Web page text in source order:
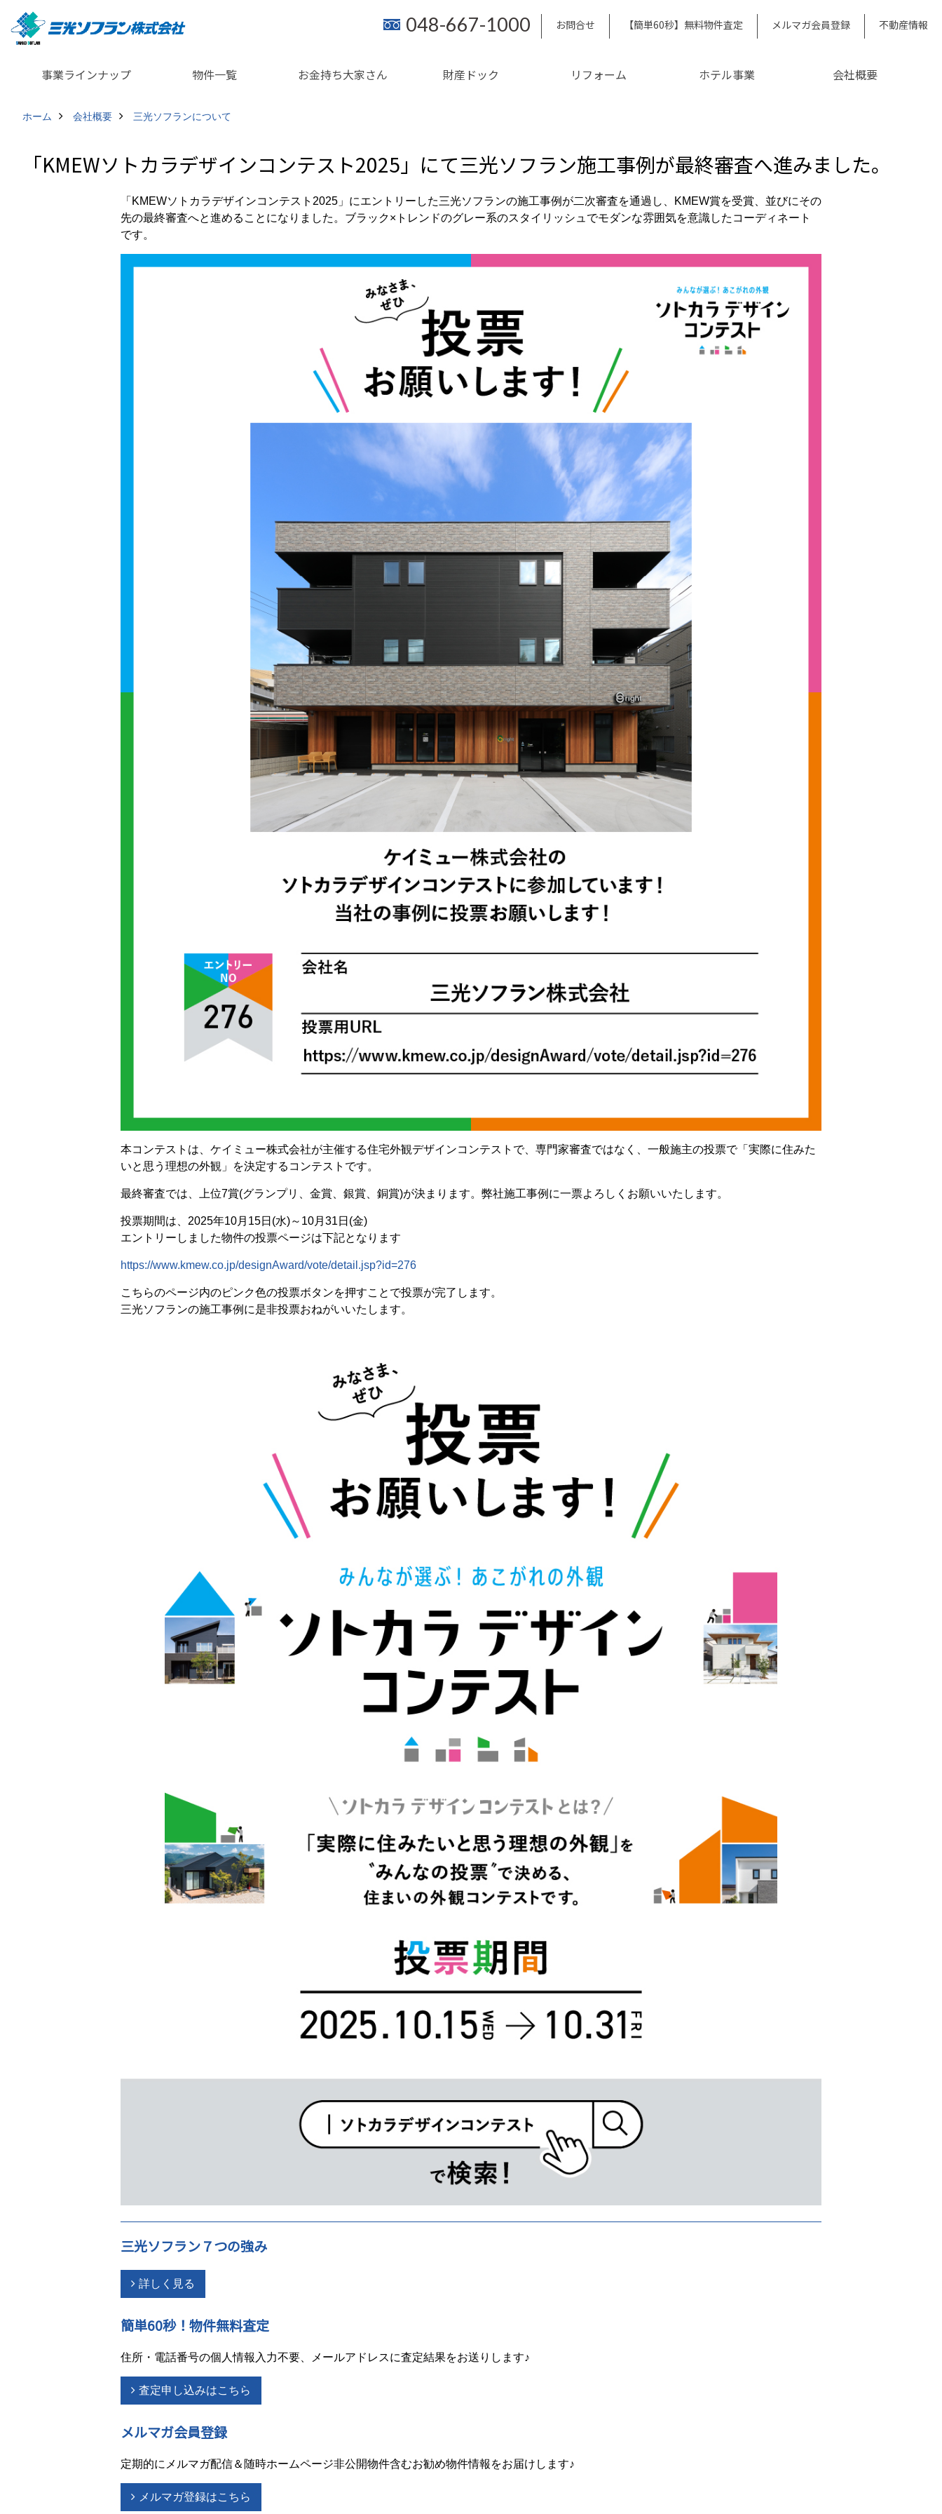
048-667-1000 お問合せ 【簡単60秒】無料物件査定 メルマガ会員登録 不動産情報
事業ラインナップ 物件一覧 お金持ち大家さん 財産ドック リフォーム ホテル事業 会社概要
ホーム 会社概要 三光ソフランについて
「KMEWソトカラデザインコンテスト2025」にて三光ソフラン施工事例が最終審査へ進みました。
「KMEWソトカラデザインコンテスト2025」にエントリーした三光ソフランの施工事例が二次審査を通過し、KMEW賞を受賞、並びにその
先の最終審査へと進めることになりました。ブラック×トレンドのグレー系のスタイリッシュでモダンな雰囲気を意識したコーディネート
です。
本コンテストは、ケイミュー株式会社が主催する住宅外観デザインコンテストで、専門家審査ではなく、一般施主の投票で「実際に住みた
いと思う理想の外観」を決定するコンテストです。
最終審査では、上位7賞(グランプリ、金賞、銀賞、銅賞)が決まります。弊社施工事例に一票よろしくお願いいたします。
投票期間は、2025年10月15日(水)～10月31日(金)
エントリーしました物件の投票ページは下記となります
https://www.kmew.co.jp/designAward/vote/detail.jsp?id=276
こちらのページ内のピンク色の投票ボタンを押すことで投票が完了します。
三光ソフランの施工事例に是非投票おねがいいたします。
三光ソフラン７つの強み
詳しく見る
簡単60秒！物件無料査定
住所・電話番号の個人情報入力不要、メールアドレスに査定結果をお送りします♪
査定申し込みはこちら
メルマガ会員登録
定期的にメルマガ配信＆随時ホームページ非公開物件含むお勧め物件情報をお届けします♪
メルマガ登録はこちら